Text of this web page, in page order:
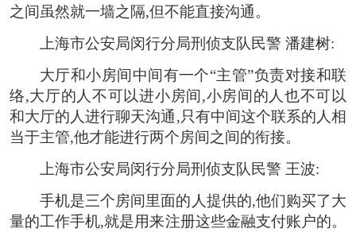
之间虽然就一墙之隔,但不能直接沟通。
上海市公安局闵行分局刑侦支队民警 潘建树:
大厅和小房间中间有一个“主管”负责对接和联
络,大厅的人不可以进小房间,小房间的人也不可以
和大厅的人进行聊天沟通,只有中间这个联系的人相
当于主管,他才能进行两个房间之间的衔接。
上海市公安局闵行分局刑侦支队民警 王波:
手机是三个房间里面的人提供的,他们购买了大
量的工作手机,就是用来注册这些金融支付账户的。